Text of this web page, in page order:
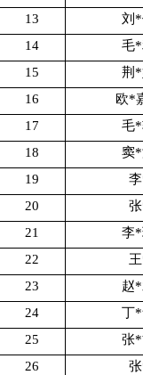
13
刘
14
毛
15
荆
16
欧*
17
毛
18
窦
19
20
21
李
22
23
赵
24
丁
25
张
26